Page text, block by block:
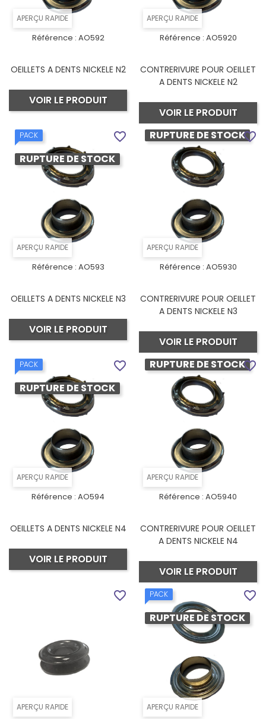
APERÇU RAPIDE
Référence : AO592
OEILLETS A DENTS NICKELE N2
VOIR LE PRODUIT
APERÇU RAPIDE
Référence : AO5920
CONTRERIVURE POUR OEILLET
A DENTS NICKELE N2
VOIR LE PRODUIT
APERÇU RAPIDE
PACK
RUPTURE DE STOCK
Référence : AO593
OEILLETS A DENTS NICKELE N3
VOIR LE PRODUIT
favorite_border
APERÇU RAPIDE
RUPTURE DE STOCK
Référence : AO5930
CONTRERIVURE POUR OEILLET
A DENTS NICKELE N3
VOIR LE PRODUIT
favorite_border
APERÇU RAPIDE
PACK
RUPTURE DE STOCK
Référence : AO594
OEILLETS A DENTS NICKELE N4
VOIR LE PRODUIT
favorite_border
APERÇU RAPIDE
RUPTURE DE STOCK
Référence : AO5940
CONTRERIVURE POUR OEILLET
A DENTS NICKELE N4
VOIR LE PRODUIT
favorite_border
APERÇU RAPIDE
favorite_border
APERÇU RAPIDE
PACK
RUPTURE DE STOCK
favorite_border